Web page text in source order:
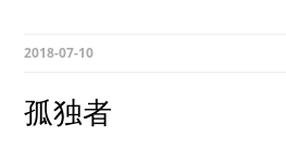
2018-07-10
孤独者